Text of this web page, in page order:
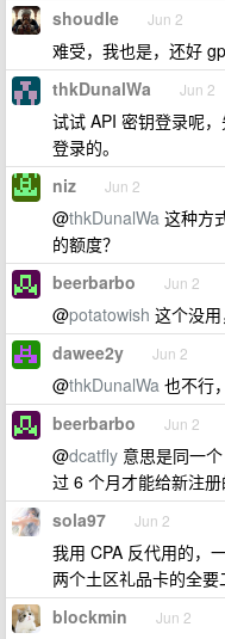
shoudle Jun 2
难受，我也是，还好
thkDunalWa Jun 2
试试 API 密钥登录呢
登录的。
niz Jun 2
@thkDunalWa 这种方
的额度？
beerbarbo Jun 2
@potatowish 这个没
dawee2y Jun 2
@thkDunalWa 也不行
beerbarbo Jun 2
@dcatfly 意思是同一
过 6 个月才能给新注
sola97 Jun 2
我用 CPA 反代用的，
两个土区礼品卡的全要
blockmin Jun 2